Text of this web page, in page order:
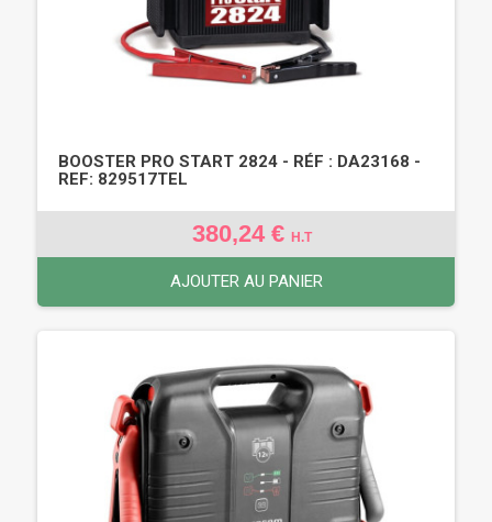
BOOSTER PRO START 2824 - RÉF : DA23168 -
REF: 829517TEL
380,24 € H.T
AJOUTER AU PANIER